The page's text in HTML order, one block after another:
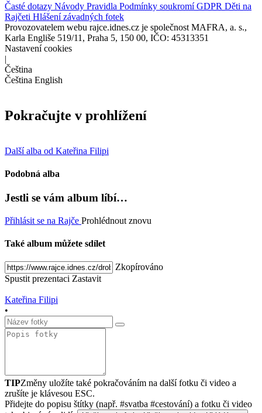
Časté dotazy Návody Pravidla Podmínky soukromíGDPR Děti na
Rajčeti Hlášení závadných fotek
Provozovatelem webu rajce.idnes.cz je společnost MAFRA, a. s.,
Karla Engliše 519/11, Praha 5, 150 00, IČO: 45313351
Nastavení cookies
|
Čeština
Čeština English
Pokračujte v prohlížení
Další alba od Kateřina Filipi
Podobná alba
Jestli se vám album líbí…
Přihlásit se na Rajče Prohlédnout znovu
Také album můžete sdílet
Zkopírováno
Spustit prezentaci Zastavit
Kateřina Filipi
•
TIPZměny uložíte také pokračováním na další fotku či video a
zrušíte je klávesou ESC.
Přidejte do popisu štítky (např. #svatba #cestování) a fotku či video